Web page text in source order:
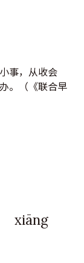
事，从收会
。（《联合早
xiāng